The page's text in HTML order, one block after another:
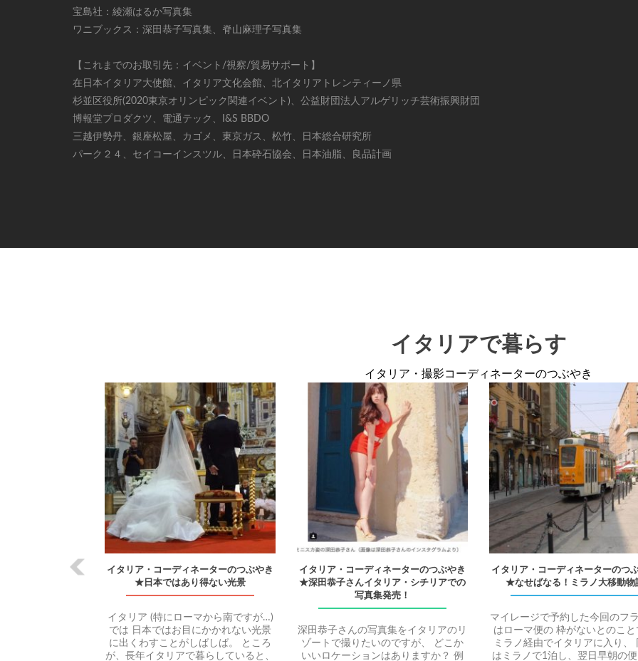
宝島社：綾瀬はるか写真集
ワニブックス：深田恭子写真集、脊山麻理子写真集
【これまでのお取引先：イベント/視察/貿易サポート】
在日本イタリア大使館、イタリア文化会館、北イタリアトレンティーノ県
杉並区役所(2020東京オリンピック関連イベント)、公益財団法人アルゲリッチ芸術振興財団
博報堂プロダクツ、電通テック、I&S BBDO
三越伊勢丹、銀座松屋、カゴメ、東京ガス、松竹、日本総合研究所
パーク２４、セイコーインスツル、日本砕石協会、日本油脂、良品計画
イタリアで暮らす
イタリア・撮影コーディネーターのつぶやき
イタリア・コーディネーターのつぶやき
★日本ではあり得ない光景
イタリア (特にローマから南ですが…)
では 日本ではお目にかかれない光景
に出くわすことがしばしば。 ところ
が、長年イタリアで暮らしていると、
イタリア・コーディネーターのつぶやき
★深田恭子さんイタリア・シチリアでの
写真集発売！
深田恭子さんの写真集をイタリアのリ
ゾートで撮りたいのですが、 どこか
いいロケーションはありますか？ 例
イタリア・コーディネーターのつ
★なせばなる！ミラノ大移動物
マイレージで予約した今回のフ
はローマ便の 枠がないとのこと
ミラノ経由でイタリアに入り、
はミラノで1泊し、翌日早朝の便